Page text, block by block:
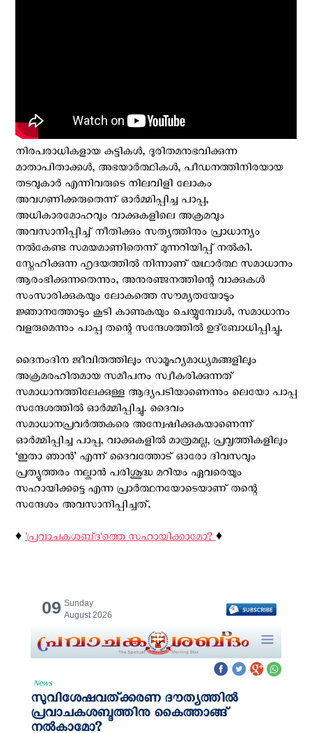
നിരപരാധികളായ കുട്ടികൾ, ദുരിതമനുഭവിക്കുന്ന
മാതാപിതാക്കൾ, അഭയാർത്ഥികൾ, പീഡനത്തിനിരയായ
തടവുകാർ എന്നിവരുടെ നിലവിളി ലോകം
അവഗണിക്കരുതെന്ന് ഓർമ്മിപ്പിച്ച പാപ്പ,
അധികാരമോഹവും വാക്കുകളിലെ അക്രമവും
അവസാനിപ്പിച്ച് നീതിക്കും സത്യത്തിനും പ്രാധാന്യം
നൽകേണ്ട സമയമാണിതെന്ന് മുന്നറിയിപ്പ് നൽകി.
സ്നേഹിക്കുന്ന ഹൃദയത്തിൽ നിന്നാണ് യഥാർത്ഥ സമാധാനം
ആരംഭിക്കുന്നതെന്നും, അനുരഞ്ജനത്തിന്റെ വാക്കുകൾ
സംസാരിക്കുകയും ലോകത്തെ സൗമ്യതയോടും
ജ്ഞാനത്തോടും കൂടി കാണുകയും ചെയ്യുമ്പോൾ, സമാധാനം
വളരുമെന്നും പാപ്പ തന്റെ സന്ദേശത്തിൽ ഉദ്‌ബോധിപ്പിച്ചു.
ദൈനംദിന ജീവിതത്തിലും സാമൂഹ്യമാധ്യമങ്ങളിലും
അക്രമരഹിതമായ സമീപനം സ്വീകരിക്കുന്നത്
സമാധാനത്തിലേക്കുള്ള ആദ്യപടിയാണെന്നും ലെയോ പാപ്പ
സന്ദേശത്തില്‍ ഓര്‍മ്മിപ്പിച്ചു. ദൈവം
സമാധാനപ്രവർത്തകരെ അന്വേഷിക്കുകയാണെന്ന്
ഓർമ്മിപ്പിച്ച പാപ്പ, വാക്കുകളിൽ മാത്രമല്ല, പ്രവൃത്തികളിലും
‘ഇതാ ഞാൻ’ എന്ന് ദൈവത്തോട് ഓരോ ദിവസവും
പ്രത്യുത്തരം നല്കാൻ പരിശുദ്ധ മറിയം ഏവരെയും
സഹായിക്കട്ടെ എന്ന പ്രാർത്ഥനയോടെയാണ് തന്റെ
സന്ദേശം അവസാനിപ്പിച്ചത്.
♦️ 'പ്രവാചകശബ്‌ദ'ത്തെ സഹായിക്കാമോ?♦️